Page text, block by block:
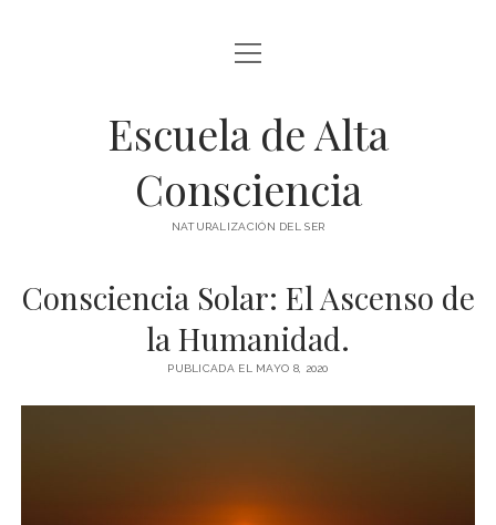
BLOG Y ARTÍCULOS
whatsapp
abrir
menú
Escuela de Alta
Consciencia
NATURALIZACIÓN DEL SER
Consciencia Solar: El Ascenso de
la Humanidad.
PUBLICADA EL MAYO 8, 2020